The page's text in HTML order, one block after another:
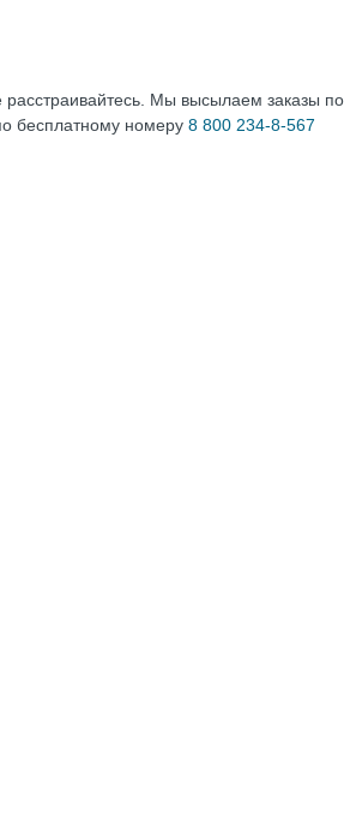
Мы высылаем заказы
бесплатному номеру 8 800 234-8-567